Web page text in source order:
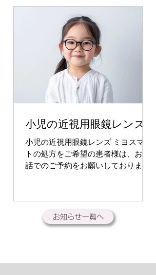
小児の近視用眼鏡レンズ
小児の近視用眼鏡レンズ ミヨスマー
トの処方をご希望の患者様は、お電
話でのご予約をお願いしておりま
在 眼鏡処方は原則ご予約制にさせ
ていただいております。 ご不明点が
ございましたら お問い合わせくださ
お知らせ一覧へ